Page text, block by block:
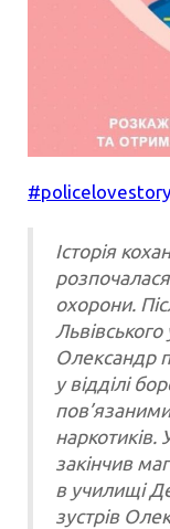
#policelovestory
Історія
охорони.
Львівського
Олександр
у відділі
наркотиків.
закінчив
в училищі
зустрів